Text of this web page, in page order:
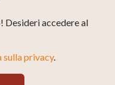
Desideri accedere al
privacy.